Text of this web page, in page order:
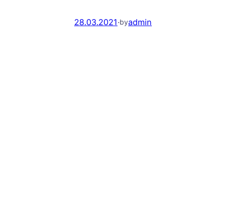
28.03.2021·byadmin